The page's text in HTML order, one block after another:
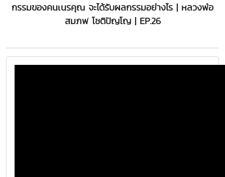
กรรมของคนเนรคุณ จะได้รับผลกรรมอย่างไร | หลวงพ่อ
สมภพ โชติปัญโญ | EP.26